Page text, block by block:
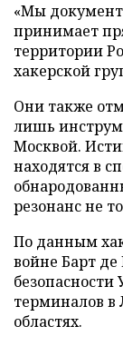
«Мы
принимает
территории
хакерской
Они также
лишь
Москвой.
находятся в
резонанс не
По данным
войне Барт де
терминалов в
областях.